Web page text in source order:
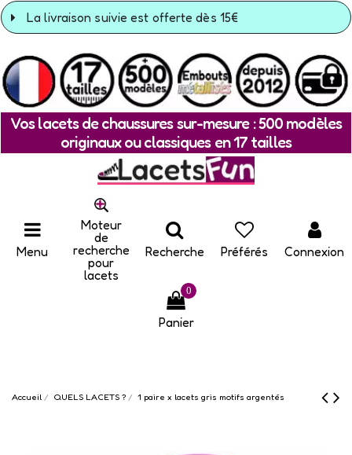
La livraison suivie est offerte dès 15€
Vos lacets de chaussures sur-mesure : 500 modèles
originaux ou classiques en 17 tailles
Menu
Moteur
de
recherche
pour
lacets
Recherche Préférés Connexion
0
Panier
Accueil QUELS LACETS ? 1 paire x lacets gris motifs argentés